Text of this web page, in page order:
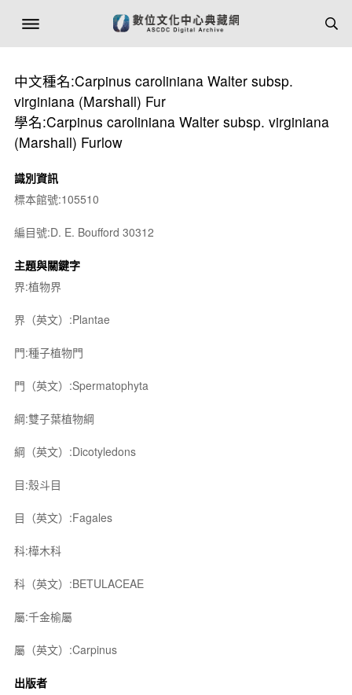
中文種名:Carpinus caroliniana Walter subsp.
virginiana (Marshall) Fur
學名:Carpinus caroliniana Walter subsp. virginiana
(Marshall) Furlow
識別資訊
標本館號:105510
編目號:D. E. Boufford 30312
主題與關鍵字
界:植物界
界（英文）:Plantae
門:種子植物門
門（英文）:Spermatophyta
綱:雙子葉植物綱
綱（英文）:Dicotyledons
目:殼斗目
目（英文）:Fagales
科:樺木科
科（英文）:BETULACEAE
屬:千金榆屬
屬（英文）:Carpinus
出版者